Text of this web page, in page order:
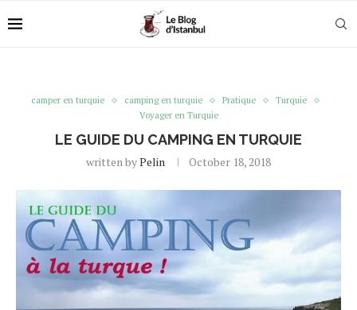
camper en turquie camping en turquie Pratique
Turquie
Voyager en Turquie
LE GUIDE DU CAMPING EN TURQUIE
written byPelin October 18, 2018